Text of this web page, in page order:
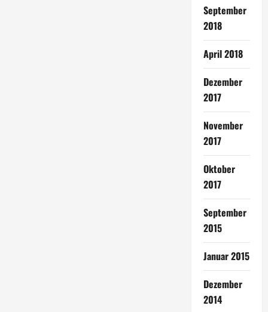
September
2018
April 2018
Dezember
2017
November
2017
Oktober
2017
September
2015
Januar 2015
Dezember
2014